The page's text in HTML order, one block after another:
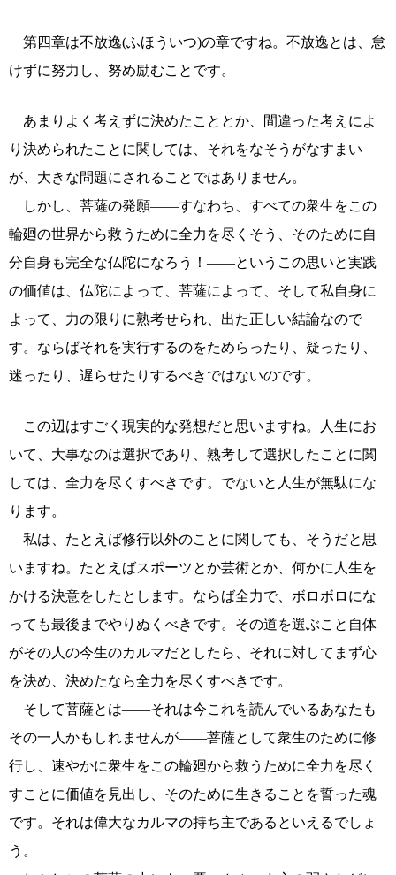
第四章は不放逸(ふほういつ)の章ですね。不放逸とは、怠
けずに努力し、努め励むことです。
あまりよく考えずに決めたこととか、間違った考えによ
り決められたことに関しては、それをなそうがなすまい
が、大きな問題にされることではありません。
しかし、菩薩の発願――すなわち、すべての衆生をこの
輪廻の世界から救うために全力を尽くそう、そのために自
分自身も完全な仏陀になろう！――というこの思いと実践
の価値は、仏陀によって、菩薩によって、そして私自身に
よって、力の限りに熟考せられ、出た正しい結論なので
す。ならばそれを実行するのをためらったり、疑ったり、
迷ったり、遅らせたりするべきではないのです。
この辺はすごく現実的な発想だと思いますね。人生にお
いて、大事なのは選択であり、熟考して選択したことに関
しては、全力を尽くすべきです。でないと人生が無駄にな
ります。
私は、たとえば修行以外のことに関しても、そうだと思
いますね。たとえばスポーツとか芸術とか、何かに人生を
かける決意をしたとします。ならば全力で、ボロボロにな
っても最後までやりぬくべきです。その道を選ぶこと自体
がその人の今生のカルマだとしたら、それに対してまず心
を決め、決めたなら全力を尽くすべきです。
そして菩薩とは――それは今これを読んでいるあなたも
その一人かもしれませんが――菩薩として衆生のために修
行し、速やかに衆生をこの輪廻から救うために全力を尽く
すことに価値を見出し、そのために生きることを誓った魂
です。それは偉大なカルマの持ち主であるといえるでしょ
う。